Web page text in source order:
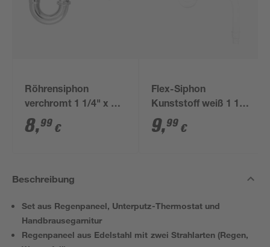
Röhrensiphon
verchromt 1 1/4" x 32
mm
8,99 €
Flex-Siphon
Kunststoff weiß 1 1/2'
x 40/50 mm
9,99 €
Beschreibung
Set aus Regenpaneel, Unterputz-Thermostat und
Handbrausegarnitur
Regenpaneel aus Edelstahl mit zwei Strahlarten (Regen,